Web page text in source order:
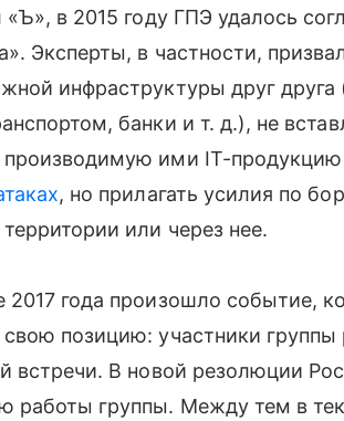
в 2015 году ГПЭ удалось
Эксперты, в частности,
инфраструктуры друг
банки и т. д.), не
ими IT-продукцию
, но прилагать усилия по
или через нее.
года произошло событие,
позицию: участники группы
встречи. В новой резолюции
работы группы. Между тем в